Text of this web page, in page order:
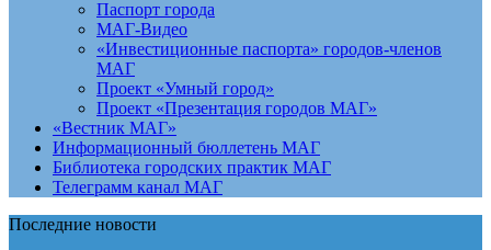
Паспорт города
МАГ-Видео
«Инвестиционные паспорта» городов-членов
МАГ
Проект «Умный город»
Проект «Презентация городов МАГ»
«Вестник МАГ»
Информационный бюллетень МАГ
Библиотека городских практик МАГ
Телеграмм канал МАГ
Последние новости